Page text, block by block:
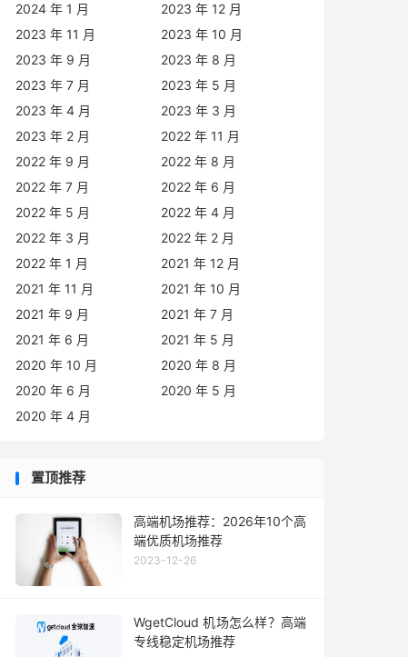
2024 年 1 月
2023 年 12 月
2023 年 11 月
2023 年 10 月
2023 年 9 月
2023 年 8 月
2023 年 7 月
2023 年 5 月
2023 年 4 月
2023 年 3 月
2023 年 2 月
2022 年 11 月
2022 年 9 月
2022 年 8 月
2022 年 7 月
2022 年 6 月
2022 年 5 月
2022 年 4 月
2022 年 3 月
2022 年 2 月
2022 年 1 月
2021 年 12 月
2021 年 11 月
2021 年 10 月
2021 年 9 月
2021 年 7 月
2021 年 6 月
2021 年 5 月
2020 年 10 月
2020 年 8 月
2020 年 6 月
2020 年 5 月
2020 年 4 月
置顶推荐
高端机场推荐：2026年10个高
端优质机场推荐
2023-12-26
WgetCloud 机场怎么样？高端
专线稳定机场推荐